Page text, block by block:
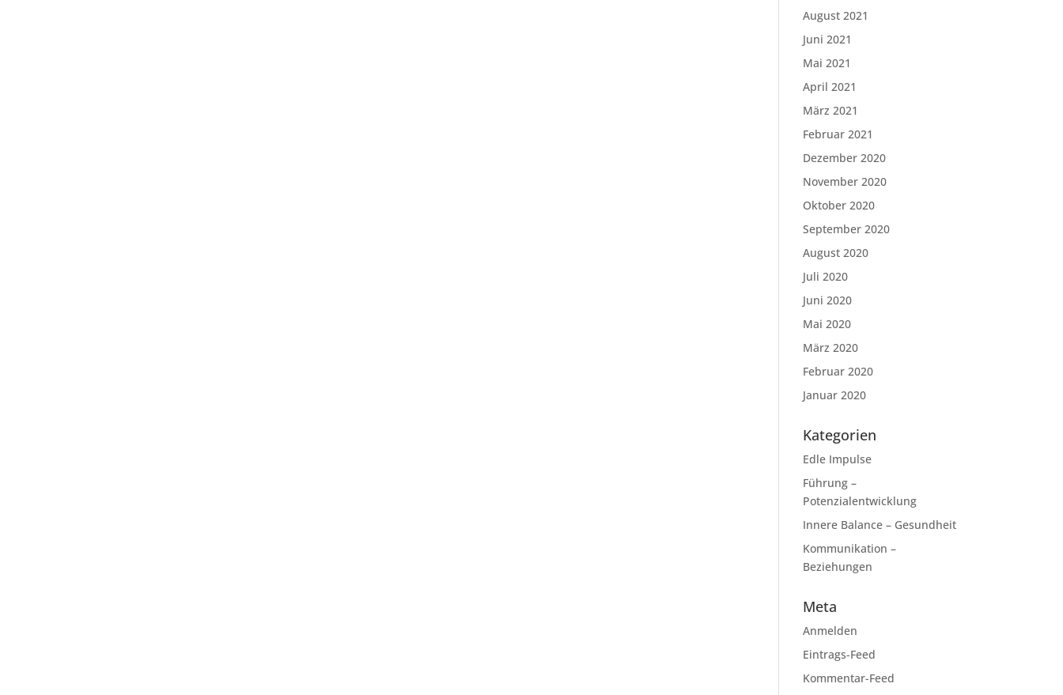
August 2021
Juni 2021
Mai 2021
April 2021
März 2021
Februar 2021
Dezember 2020
November 2020
Oktober 2020
September 2020
August 2020
Juli 2020
Juni 2020
Mai 2020
März 2020
Februar 2020
Januar 2020
Kategorien
Edle Impulse
Führung –
Potenzialentwicklung
Innere Balance – Gesundheit
Kommunikation –
Beziehungen
Meta
Anmelden
Eintrags-Feed
Kommentar-Feed